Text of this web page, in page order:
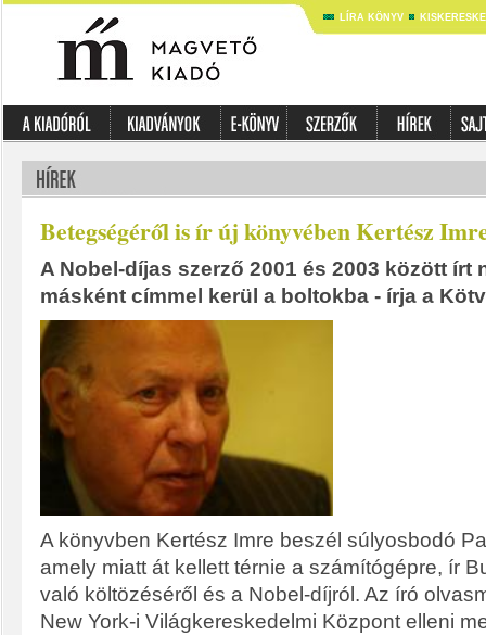
LÍRA KÖNYV
Betegségéről is ír új könyvében Kertész
A Nobel-díjas szerző 2001 és 2003 között írt
másként címmel kerül a boltokba - írja a
A könyvben Kertész Imre beszél súlyosbodó
amely miatt át kellett térnie a számítógépre, ír
való költözéséről és a Nobel-díjról. Az író
New York-i Világkereskedelmi Központ elleni